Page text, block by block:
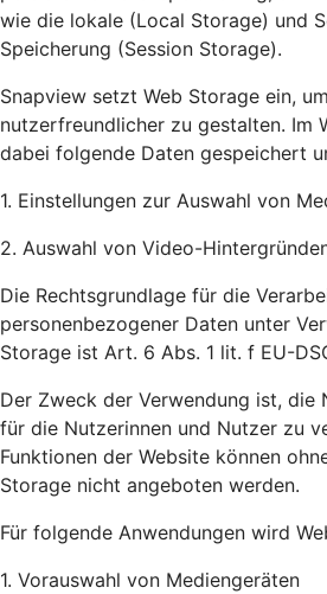
wie die lokale (Local Storage) und
Speicherung (Session Storage).
Snapview setzt Web Storage ein,
nutzerfreundlicher zu gestalten. Im
dabei folgende Daten gespeichert
1. Einstellungen zur Auswahl von
2. Auswahl von Video-
Die Rechtsgrundlage für die
personenbezogener Daten unter
Storage ist Art. 6 Abs. 1 lit. f EU-
Der Zweck der Verwendung ist, die
für die Nutzerinnen und Nutzer zu
Funktionen der Website können
Storage nicht angeboten werden.
Für folgende Anwendungen wird
1. Vorauswahl von Mediengeräten